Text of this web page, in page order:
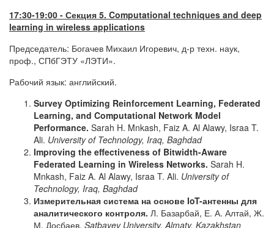
17:30-19:00 - Секция 5. Computational techniques and deep
learning in wireless applications
Председатель: Богачев Михаил Игоревич, д-р техн. наук,
проф., СПбГЭТУ «ЛЭТИ».
Рабочий язык: английский.
Survey Optimizing Reinforcement Learning, Federated
Learning, and Computational Network Model
Performance. Sarah H. Mnkash, Faiz A. Al Alawy, Israa T.
Ali. University of Technology, Iraq, Baghdad
Improving the effectiveness of Bitwidth-Aware
Federated Learning in Wireless Networks. Sarah H.
Mnkash, Faiz A. Al Alawy, Israa T. Ali. Universityof
Technology, Iraq, Baghdad
Измерительная система на основе IoT-антенны для
аналитического контроля. Л. Базарбай, Е. А. Алтай, Ж.
М. Досбаев. Satbayev University, Almaty, Kazakhstan